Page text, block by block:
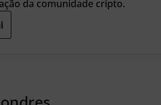
da comunidade cripto.